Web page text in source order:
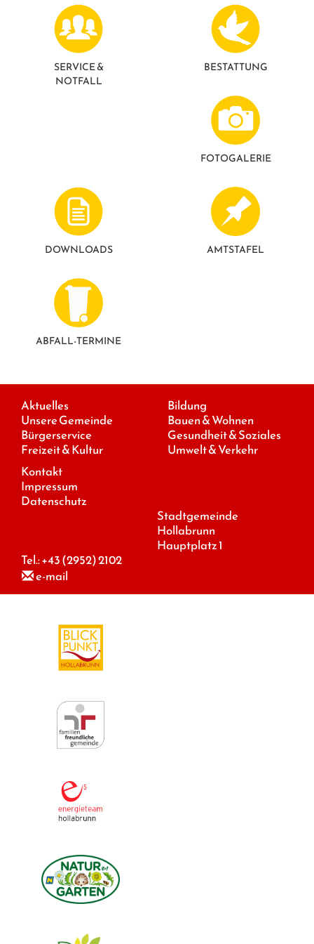
ANSPRECHPARTNER
GESUNDE GEMEINDE
SERVICE &
NOTFALL
BESTATTUNG
FOTO­GALERIE
DOWNLOADS AMTSTAFEL
ABFALL-TERMINE
Aktuelles
Unsere Gemeinde
Bürgerservice
Freizeit & Kultur
Bildung
Bauen & Wohnen
Gesundheit & Soziales
Umwelt & Verkehr
Kontakt
Impressum
Datenschutz
Stadtgemeinde
Hollabrunn
Hauptplatz 1
Tel.:+43 (2952) 2102
e-mail